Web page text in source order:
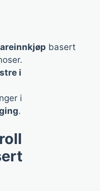
basert
i
i
.